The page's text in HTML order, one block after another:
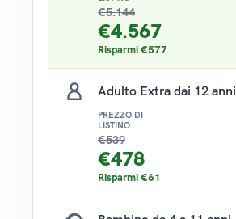
€5.144
€4.567
Risparmi€577
Adulto Extra dai 12 anni
PREZZO DI
LISTINO
€539
€478
Risparmi€61